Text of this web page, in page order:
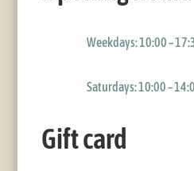
Weekdays: 10:00 –
Saturdays: 10:00 –
Gift card